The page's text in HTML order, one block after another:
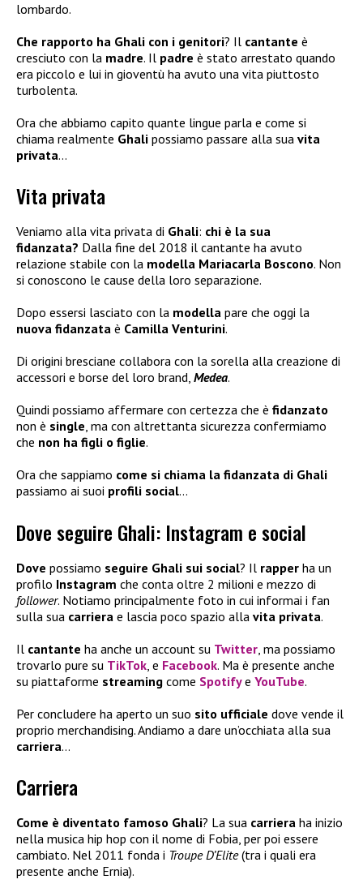
lombardo.
Che rapporto ha Ghali con i genitori? Il cantante è
cresciuto con la madre. Il padre è stato arrestato quando
era piccolo e lui in gioventù ha avuto una vita piuttosto
turbolenta.
Ora che abbiamo capito quante lingue parla e come si
chiama realmente Ghali possiamo passare alla sua vita
privata…
Vita privata
Veniamo alla vita privata di Ghali: chi è la sua
fidanzata? Dalla fine del 2018 il cantante ha avuto
relazione stabile con la modella Mariacarla Boscono. Non
si conoscono le cause della loro separazione.
Dopo essersi lasciato con la modella pare che oggi la
nuova fidanzata è Camilla Venturini.
Di origini bresciane collabora con la sorella alla creazione di
accessori e borse del loro brand, Medea.
Quindi possiamo affermare con certezza che è fidanzato
non è single, ma con altrettanta sicurezza confermiamo
che non ha figli o figlie.
Ora che sappiamo come si chiama la fidanzata di Ghali
passiamo ai suoi profili social…
Dove seguire Ghali: Instagram e social
Dove possiamo seguire Ghali sui social? Il rapper ha un
profilo Instagram che conta oltre 2 milioni e mezzo di
follower. Notiamo principalmente foto in cui informai i fan
sulla sua carriera e lascia poco spazio alla vita privata.
Il cantante ha anche un account su Twitter , ma possiamo
trovarlo pure su TikTok , e Facebook. Ma è presente anche
su piattaforme streaming come Spotifye YouTube.
Per concludere ha aperto un suo sito ufficiale dove vende il
proprio merchandising. Andiamo a dare un’occhiata alla sua
carriera…
Carriera
Come è diventato famoso Ghali? La sua carriera ha inizio
nella musica hip hop con il nome di Fobia, per poi essere
cambiato. Nel 2011 fonda i Troupe D’Elite(tra i quali era
presente anche Ernia).